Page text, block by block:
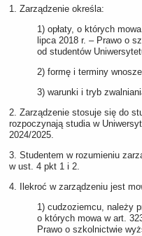
1. Zarządzenie określa:
1) opłaty, o których
lipca 2018 r. ‒ Prawo o
od studentów
2) formę i terminy
3) warunki i tryb
2. Zarządzenie stosuje się do
rozpoczynają studia w
2024/2025.
3. Studentem w rozumieniu
w ust. 4 pkt 1 i 2.
4. Ilekroć w zarządzeniu jest
1) cudzoziemcu, należy
o których mowa w art.
Prawo o szkolnictwie